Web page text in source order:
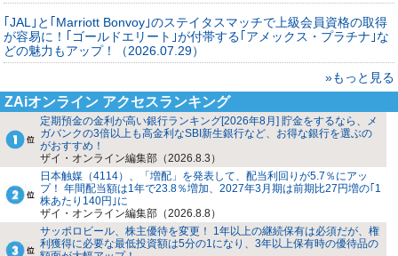
｢JAL｣と｢Marriott Bonvoy｣のステイタスマッチで上級会員資格の取得
が容易に！｢ゴールドエリート｣が付帯する｢アメックス・プラチナ｣な
どの魅力もアップ！（2026.07.29）
»もっと見る
ZAiオンライン アクセスランキング
定期預金の金利が高い銀行ランキング[2026年8月] 貯金をするなら、メ
ガバンクの3倍以上も高金利なSBI新生銀行など、お得な銀行を選ぶの
がおすすめ！
ザイ・オンライン編集部（2026.8.3）
日本触媒（4114）、「増配」を発表して、配当利回りが5.7％にアッ
プ！ 年間配当額は1年で23.8％増加、2027年3月期は前期比27円増の｢1
株あたり140円｣に
ザイ・オンライン編集部（2026.8.8）
サッポロビール、株主優待を変更！ 1年以上の継続保有は必須だが、権
利獲得に必要な最低投資額は5分の1になり、3年以上保有時の優待品の